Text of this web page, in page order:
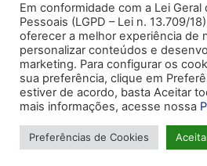
POLÍTICA DE PRIVACIDADE
ACESSIBILIDADE
Em conformidade com a Lei
Pessoais (LGPD – Lei n. 13.709/
oferecer a melhor experiência de
personalizar conteúdos e
marketing. Para configurar os
sua preferência, clique em
estiver de acordo, basta Aceitar
mais informações, acesse nossa
Preferências de Cookies